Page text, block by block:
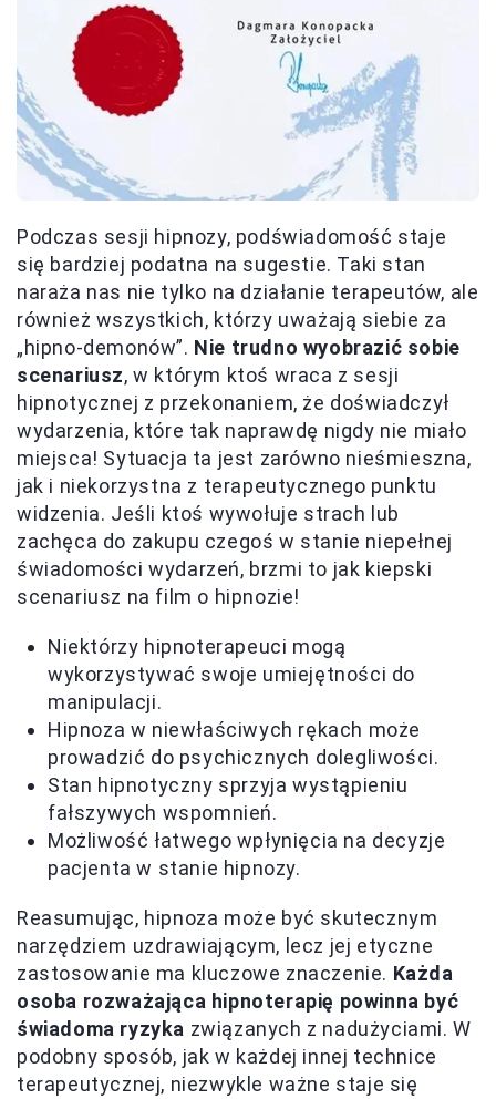
Podczas sesji hipnozy, podświadomość staje
się bardziej podatna na sugestie. Taki stan
naraża nas nie tylko na działanie terapeutów, ale
również wszystkich, którzy uważają siebie za
„hipno-demonów”. Nie trudno wyobrazić sobie
scenariusz, w którym ktoś wraca z sesji
hipnotycznej z przekonaniem, że doświadczył
wydarzenia, które tak naprawdę nigdy nie miało
miejsca! Sytuacja ta jest zarówno nieśmieszna,
jak i niekorzystna z terapeutycznego punktu
widzenia. Jeśli ktoś wywołuje strach lub
zachęca do zakupu czegoś w stanie niepełnej
świadomości wydarzeń, brzmi to jak kiepski
scenariusz na film o hipnozie!
Niektórzy hipnoterapeuci mogą
wykorzystywać swoje umiejętności do
manipulacji.
Hipnoza w niewłaściwych rękach może
prowadzić do psychicznych dolegliwości.
Stan hipnotyczny sprzyja wystąpieniu
fałszywych wspomnień.
Możliwość łatwego wpłynięcia na decyzje
pacjenta w stanie hipnozy.
Reasumując, hipnoza może być skutecznym
narzędziem uzdrawiającym, lecz jej etyczne
zastosowanie ma kluczowe znaczenie. Każda
osoba rozważająca hipnoterapię powinna być
świadoma ryzyka związanych z nadużyciami. W
podobny sposób, jak w każdej innej technice
terapeutycznej, niezwykle ważne staje się